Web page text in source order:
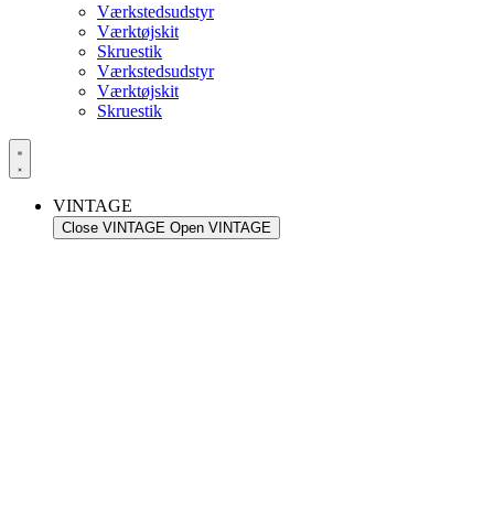
Værkstedsudstyr
Værktøjskit
Skruestik
Værkstedsudstyr
Værktøjskit
Skruestik
VINTAGE
Close VINTAGE Open VINTAGE